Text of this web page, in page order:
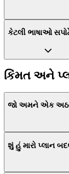
કેટલી ભાષાઓ
કિંમત અને
જો અમને એક
શું હું મારો પ્લાન